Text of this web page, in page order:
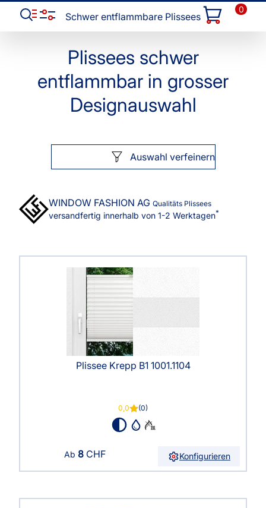
Schwer entflammbare Plissees
0
Plissees schwer
entflammbar in grosser
Designauswahl
Auswahl verfeinern
WINDOW FASHION AG Qualitäts Plissees
versandfertig innerhalb von 1-2 Werktagen*
Plissee Krepp B1 1001.1104
0,0 (0)
Ab 8 CHF Konfigurieren